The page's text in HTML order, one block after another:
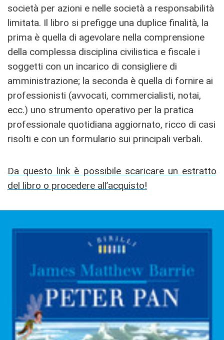
società per azioni e nelle società a responsabilità
limitata. Il libro si prefigge una duplice finalità, la
prima è quella di agevolare nella comprensione
della complessa disciplina civilistica e fiscale i
soggetti con un incarico di consigliere di
amministrazione; la seconda è quella di fornire ai
professionisti (avvocati, commercialisti, notai,
ecc.) uno strumento operativo per la pratica
professionale quotidiana aggiornato, ricco di casi
risolti e con un formulario sui principali verbali.
Da questo link è possibile scaricare un estratto
del libro o procedere all’acquisto!